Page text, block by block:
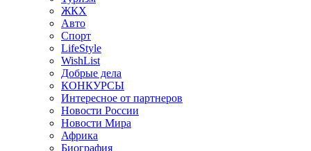
ЖКХ
Авто
Спорт
LifeStyle
WishList
Добрые дела
КОНКУРСЫ
Интересное от партнеров
Новости России
Новости Мира
Африка
Биография